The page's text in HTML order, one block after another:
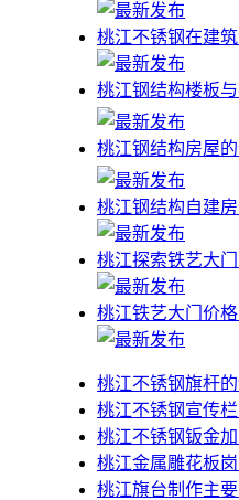
桃江不锈钢在建
桃江钢结构楼板
桃江钢结构房屋
桃江钢结构自建
桃江探索铁艺大
桃江铁艺大门价
桃江不锈钢旗杆
桃江不锈钢宣传
桃江不锈钢钣金
桃江金属雕花板岗
桃江旗台制作主